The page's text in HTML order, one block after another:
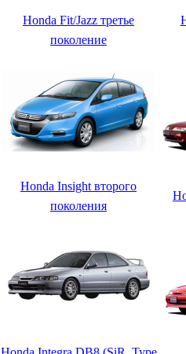
Honda Fit/Jazz третье
поколение
Honda Insight второго
поколения